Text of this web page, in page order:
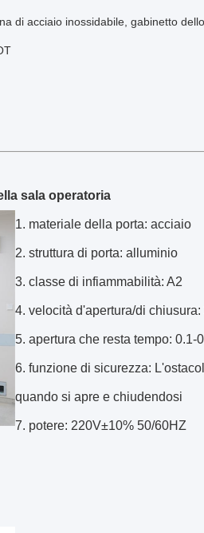
di acciaio inossidabile, gabinetto
sala operatoria
1. materiale della porta: acciaio
2. struttura di porta: alluminio
3. classe di infiammabilità: A2
4. velocità d'apertura/di
5. apertura che resta tempo: 0.1-
6. funzione di sicurezza:
quando si apre e chiudendosi
7. potere: 220V±10% 50/60HZ